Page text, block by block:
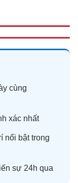
cùng
xác nhất
nổi bật trong
sự 24h qua